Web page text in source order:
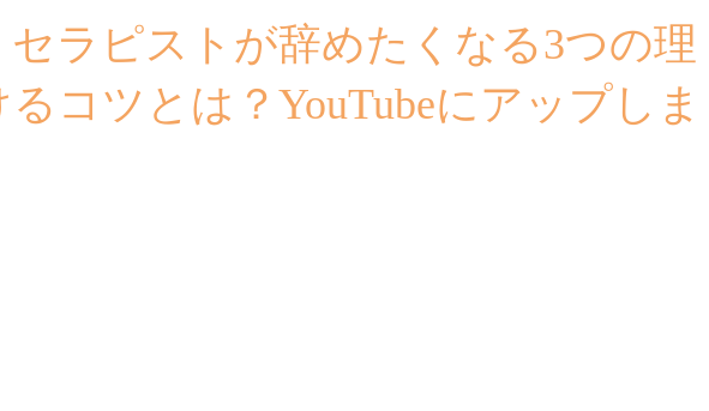
セラピストが辞めたくなる3つの理
コツとは？YouTubeにアップしま